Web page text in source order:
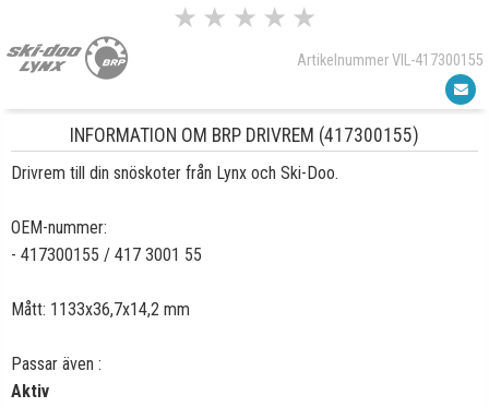
★ ★ ★ ★ ★
Artikelnummer VIL-417300155
INFORMATION OM BRP DRIVREM (417300155)
Drivrem till din snöskoter från Lynx och Ski-Doo.
OEM-nummer:
- 417300155 / 417 3001 55
Mått: 1133x36,7x14,2 mm
Passar även :
Aktiv